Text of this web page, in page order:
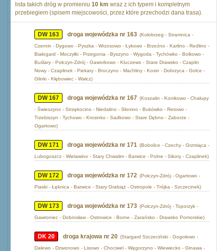
lista takich dróg w promieniu 10 km wraz z ich typem i kompletnym
przebiegiem (spisem miejscowości, przez które przechodzi dana trasa).
DW 163 droga wojewódzka nr 163 (Kołobrzeg - Stramnica -
Czernin - Dygowo - Pyszka - Wrzosowo - Łykowo - Brzeźno - Karlino - Redlino -
Białogard - Moczyłki - Przegonia - Byszyno - Wygoda - Tychówko - Bolkowo -
Buślary - Połczyn-Zdrój - Gaworkowo - Kluczewo - Stare Drawsko - Czaplin
Nowy - Czaplinek - Piekary - Broczyno - Machliny - Kosin - Dobrzyca - Golce -
Glinki - Kłębowiec - Wałcz)
DW 167 droga wojewódzka nr 167 (Koszalin - Konikowo - Chałupy
- Świeszyno - Strzękocino - Niedalino - Słonino - Bukówko - Retowo -
Trzebiszyn - Tychowo - Krosinko - Sadkowo - Stare Dębno - Zaborze -
Ogartowo)
DW 171 droga wojewódzka nr 171 (Bobolice - Czechy - Grzmiąca -
Lubogoszcz - Wielawino - Stary Chwalim - Barwice - Polne - Sikory - Czaplinek)
DW 172 droga wojewódzka nr 172 (Połczyn-Zdrój - Ogartowo -
Piaski - Łęknica - Barwice - Stary Grabiąż - Ostropole - Trójka - Szczecinek)
DW 173 droga wojewódzka nr 173 (Połczyn-Zdrój - Toporzyk -
Gawroniec - Dobrosław - Ostrowice - Borne - Zarańsko - Drawsko Pomorskie)
DK 20 droga krajowa nr 20 (Stargard Szczeciński - Gogolewo -
Dalewo - Dzwonowo - Lisowo - Chociwel - Węgorzyno - Wiewiecko - Ginawa -